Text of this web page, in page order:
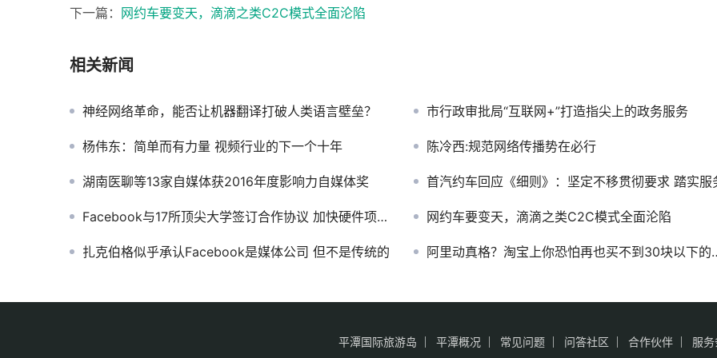
下一篇： 网约车要变天，滴滴之类C2C模式全面沦陷
相关新闻
神经网络革命，能否让机器翻译打破人类语言壁垒？ 市行政审批局“互联网+”打造指尖上的政务服务
杨伟东：简单而有力量 视频行业的下一个十年 陈冷西:规范网络传播势在必行
湖南医聊等13家自媒体获2016年度影响力自媒体奖 首汽约车回应《细则》：坚定不移贯彻要求 踏实服
Facebook与17所顶尖大学签订合作协议 加快硬件项目开发 网约车要变天，滴滴之类C2C模式全面沦陷
扎克伯格似乎承认Facebook是媒体公司 但不是传统的 阿里动真格？淘宝上你恐怕再也买不到30块以下的数据线
平潭国际旅游岛 平潭概况 常见问题 问答社区 合作伙伴 服